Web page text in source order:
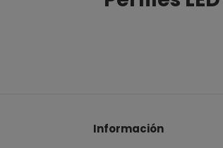
Información